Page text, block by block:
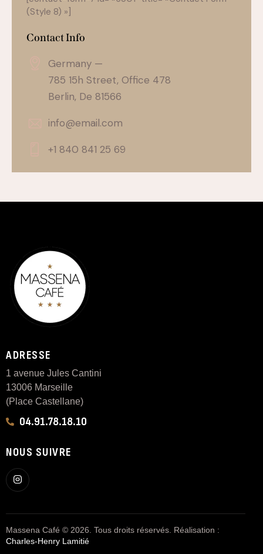
(Style 8) »]
Contact Info
Germany —
785 15h Street, Office 478
Berlin, De 81566
info@email.com
+1 840 841 25 69
ADRESSE
1 avenue Jules Cantini
13006 Marseille
(Place Castellane)
04.91.78.18.10
NOUS SUIVRE
Massena Café © 2026. Tous droits réservés. Réalisation :
Charles-Henry Lamitié